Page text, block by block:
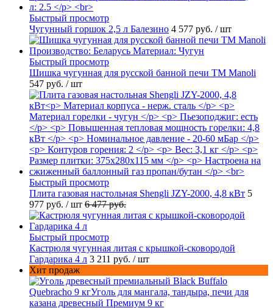
Быстрый просмотр
Чугунный горшок 2,5 л Балезино 4 577 руб. / шт
Быстрый просмотр
Шишка чугунная для русской банной печи ТМ Manoli
547 руб. / шт
Быстрый просмотр
Плита газовая настольная Shengli JZY-2000, 4,8 кВт 5
977 руб. / шт 6 477 руб.
Быстрый просмотр
Кастрюля чугунная литая с крышкой-сковородой
Гардарика 4 л 3 211 руб. / шт
Хит продаж